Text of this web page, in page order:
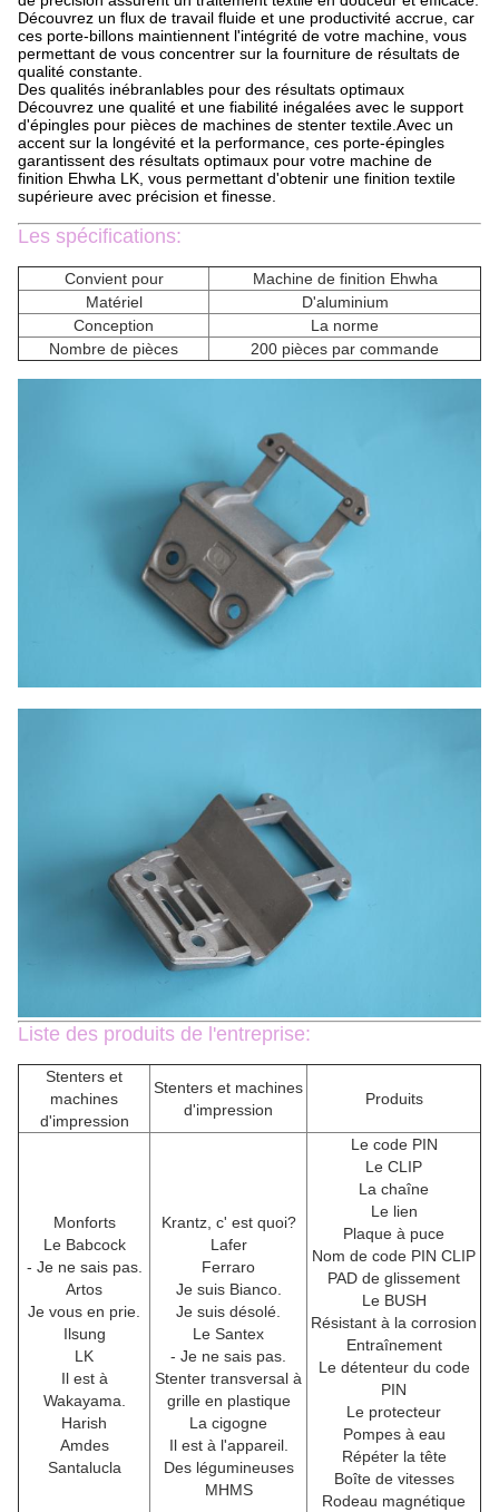
Découvrez un flux de travail fluide et une productivité accrue, car
ces porte-billons maintiennent l'intégrité de votre machine, vous
permettant de vous concentrer sur la fourniture de résultats de
qualité constante.
Des qualités inébranlables pour des résultats optimaux
Découvrez une qualité et une fiabilité inégalées avec le support
d'épingles pour pièces de machines de stenter textile.Avec un
accent sur la longévité et la performance, ces porte-épingles
garantissent des résultats optimaux pour votre machine de
finition Ehwha LK, vous permettant d'obtenir une finition textile
supérieure avec précision et finesse.
Les spécifications:
Convient pour
Machine de finition Ehwha
Matériel
D'aluminium
Conception
La norme
Nombre de pièces
200 pièces par commande
Liste des produits de l'entreprise:
Stenters et
machines
d'impression
Stenters et machines
d'impression
Produits
Monforts
Le Babcock
- Je ne sais pas.
Artos
Je vous en prie.
Ilsung
LK
Il est à
Wakayama.
Harish
Amdes
Santalucla
Krantz, c' est quoi?
Lafer
Ferraro
Je suis Bianco.
Je suis désolé.
Le Santex
- Je ne sais pas.
Stenter transversal à
grille en plastique
La cigogne
Il est à l'appareil.
Des légumineuses
MHMS
Le code PIN
Le CLIP
La chaîne
Le lien
Plaque à puce
Nom de code PIN CLIP
PAD de glissement
Le BUSH
Résistant à la corrosion
Entraînement
Le détenteur du code
PIN
Le protecteur
Pompes à eau
Répéter la tête
Boîte de vitesses
Rodeau magnétique